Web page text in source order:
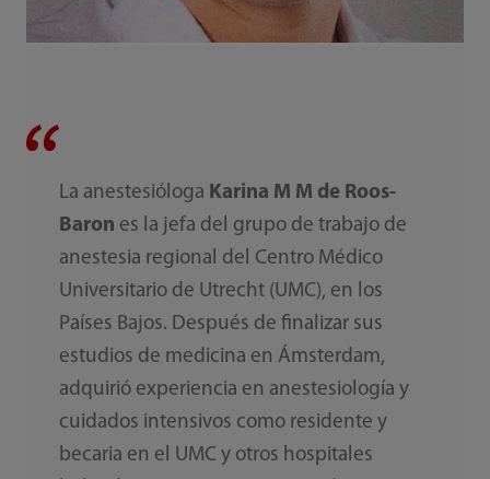
La anestesióloga Karina M M de Roos-
Baron es la jefa del grupo de trabajo de
anestesia regional del Centro Médico
Universitario de Utrecht (UMC), en los
Países Bajos. Después de finalizar sus
estudios de medicina en Ámsterdam,
adquirió experiencia en anestesiología y
cuidados intensivos como residente y
becaria en el UMC y otros hospitales